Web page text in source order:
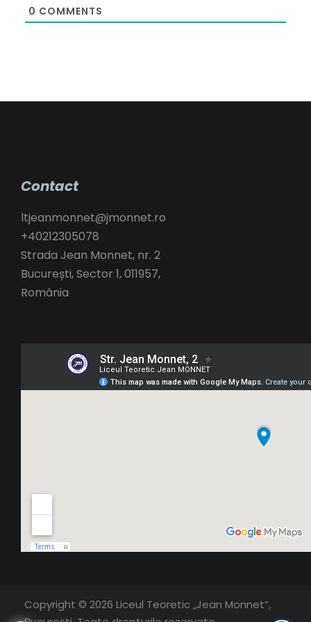
e
0 COMMENTS
Contact
ltjeanmonnet@jmonnet.ro
+40212305078
Strada Jean Monnet, nr. 2
București,Sector 1,011957,
România
Copyright © 2026 Liceul Teoretic „Jean Monnet”,